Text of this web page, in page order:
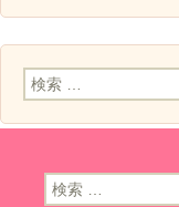
検索:
検索: